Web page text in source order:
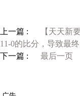
上一篇 :
【天天新
11-0的比分，导致最
下一篇 :
最后一页